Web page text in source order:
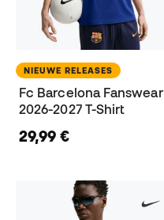
NIEUWE RELEASES
Fc Barcelona Fanswear
2026-2027 T-Shirt
29,99 €